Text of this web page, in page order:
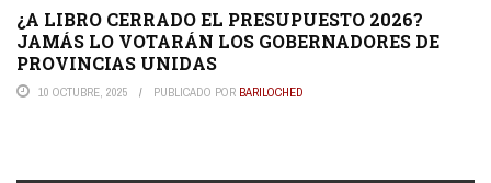
¿A LIBRO CERRADO EL PRESUPUESTO 2026?
JAMÁS LO VOTARÁN LOS GOBERNADORES DE
PROVINCIAS UNIDAS
10 OCTUBRE, 2025 PUBLICADO POR BARILOCHED